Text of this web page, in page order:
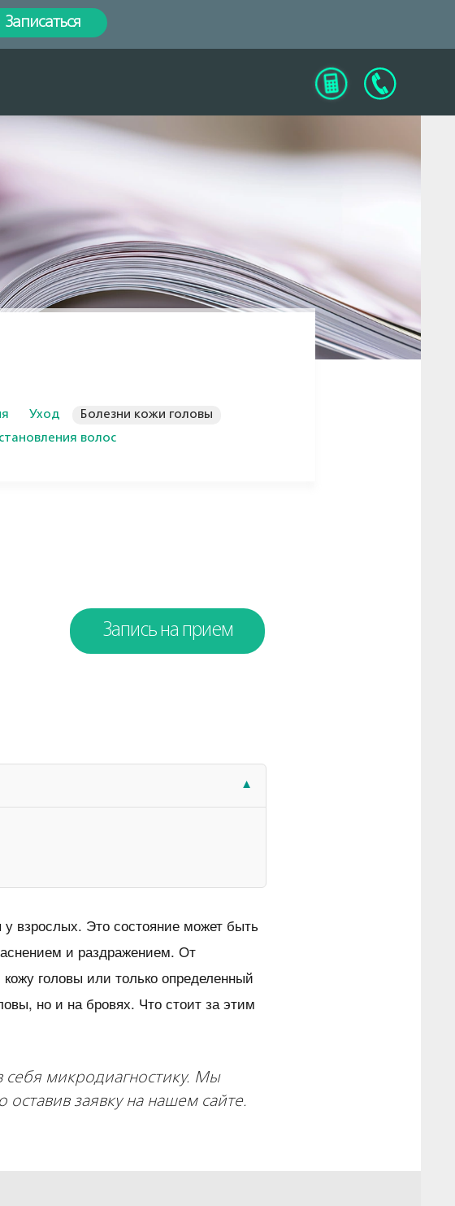
Записаться
Уход
Болезни кожи головы
волос
Запись на прием
взрослых. Это состояние может быть
и раздражением. От
головы или только определенный
но и на бровях. Что стоит за этим
микродиагностику. Мы
оставив заявку на нашем сайте.